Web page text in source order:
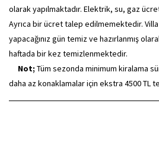
olarak yapılmaktadır. Elektrik, su, gaz
Ayrıca bir ücret talep edilmemektedir.
yapacağınız gün temiz ve hazırlanmış
haftada bir kez temizlenmektedir.
Not; Tüm sezonda minimum kiralama
daha az konaklamalar için ekstra 4500 TL